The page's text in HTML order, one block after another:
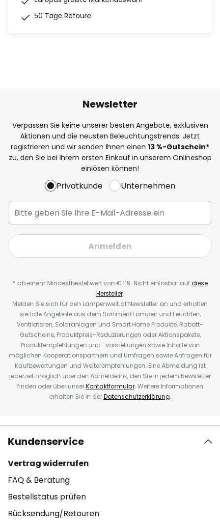
50 Tage Retoure
Newsletter
Verpassen Sie keine unserer besten Angebote, exklusiven
Aktionen und die neusten Beleuchtungstrends. Jetzt
registrieren und wir senden Ihnen einen 13 %-Gutschein*
zu, den Sie bei Ihrem ersten Einkauf in unserem Onlineshop
einlösen können!
Privatkunde Unternehmen
Anmelden
* ab einem Mindestbestellwert von € 119. Nicht einlösbar aufdiese
Hersteller.
Melden Sie sich für den Lampenwelt.at Newsletter an und erhalten
sie tolle Angebote aus dem Sortiment Lampen und Leuchten,
Ventilatoren, Solaranlagen und Smart Home Produkte, Rabatt-
Gutscheine, Produktpreis-Reduzierungen oder Aktionspakete,
Produktempfehlungen und -vorstellungen sowie Inhalte von
möglichen Kooperationspartnern und Umfragen sowie Anfragen für
Kaufbewertungen und Weiterempfehlungen. Eine Abmeldung ist
jederzeit möglich über den Abmeldelink, den Sie in jedem Newsletter
finden oder über unserKontaktformular. Weitere Informationen
erhalten Sie in derDatenschutzerklärung.
Kundenservice
Vertrag widerrufen
FAQ & Beratung
Bestellstatus prüfen
Rücksendung/Retouren